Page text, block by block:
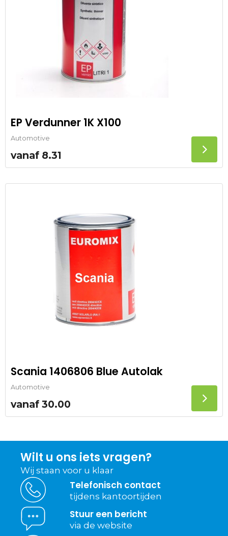
EP Verdunner 1K X100
Automotive
vanaf 8.31
Scania 1406806 Blue Autolak
Automotive
vanaf 30.00
Wilt u ons iets vragen?
Wij staan voor u klaar
Telefonisch contact
tijdens kantoortijden
Stuur een bericht
via de website